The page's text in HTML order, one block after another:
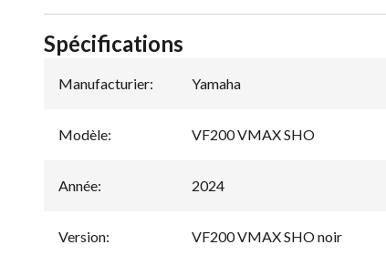
Spécifications
Manufacturier: Yamaha
Modèle: VF200 VMAX SHO
Année: 2024
Version: VF200 VMAX SHO noir